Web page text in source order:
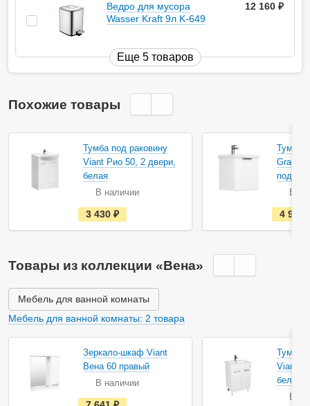
Ведро для мусора
Wasser Kraft 9л K-649
12 160
Еще 5 товаров
Похожие товары
Тумба под раковину
Viant Рио 50, 2 двери,
белая
В наличии
е
с
т
а
и
ч
и
и
3 430
Тумба
В
4 919
Товары из коллекции «Вена»
Мебель для ванной комнаты
Мебель для ванной комнаты: 2 товара
Зеркало-шкаф Viant
Вена 60 правый
В наличии
е
Тумба
Viant
белая
В